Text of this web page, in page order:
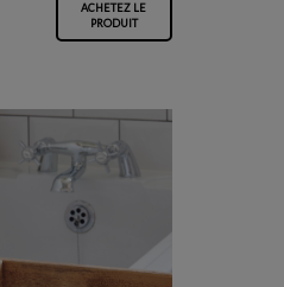
ACHETEZ LE
PRODUIT